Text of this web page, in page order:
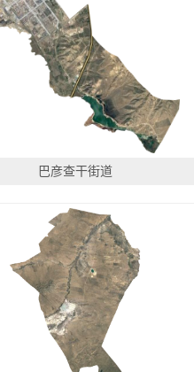
巴彦查干街道